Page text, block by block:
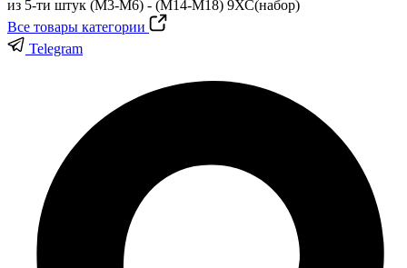
Все товары категории
Telegram